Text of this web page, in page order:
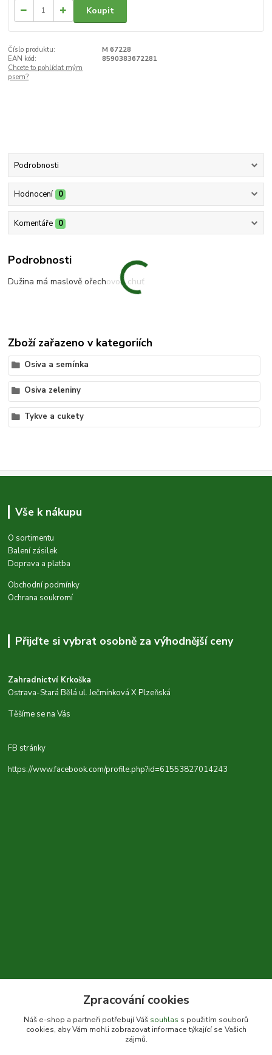
Koupit
Číslo produktu:
M 67228
EAN kód:
8590383672281
Chcete to pohlídat mým
psem?
Podrobnosti
Hodnocení 0
Komentáře 0
Podrobnosti
Dužina má maslově ořechovou chuť
Zboží zařazeno v kategoriích
Osiva a semínka
Osiva zeleniny
Tykve a cukety
Vše k nákupu
O sortimentu
Balení zásilek
Doprava a platba
Obchodní podmínky
Ochrana soukromí
Přijďte si vybrat osobně za výhodnější ceny
Zahradnictví Krkoška
Ostrava-Stará Bělá ul. Ječmínková X Plzeňská
Těšíme se na Vás
FB stránky
https://www.facebook.com/profile.php?id=61553827014243
+420 604 310 066
Zpracování cookies
Náš e-shop a partneři potřebují Váš souhlas s použitím souborů
cookies, aby Vám mohli zobrazovat informace týkající se Vašich
zájmů.